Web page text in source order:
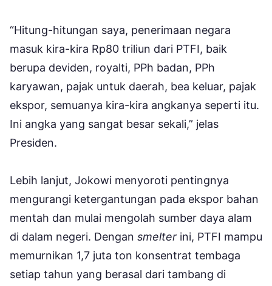
“Hitung-hitungan saya, penerimaan negara
masuk kira-kira Rp80 triliun dari PTFI, baik
berupa deviden, royalti, PPh badan, PPh
karyawan, pajak untuk daerah, bea keluar, pajak
ekspor, semuanya kira-kira angkanya seperti itu.
Ini angka yang sangat besar sekali,” jelas
Presiden.
Lebih lanjut, Jokowi menyoroti pentingnya
mengurangi ketergantungan pada ekspor bahan
mentah dan mulai mengolah sumber daya alam
di dalam negeri. Dengan smelter ini, PTFI mampu
memurnikan 1,7 juta ton konsentrat tembaga
setiap tahun yang berasal dari tambang di